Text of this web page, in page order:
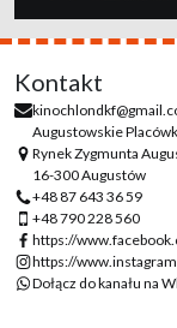
Kontakt
Augustowskie
Rynek Zygmunta
16-300 Augustów
+48 87 643 36 59
+48 790 228 560
https://
https://
Dołącz do kanału na